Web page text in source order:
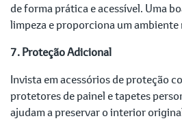
de forma prática e acessível. Uma
limpeza e proporciona um ambiente
7. Proteção Adicional
Invista em acessórios de proteção
protetores de painel e tapetes
ajudam a preservar o interior